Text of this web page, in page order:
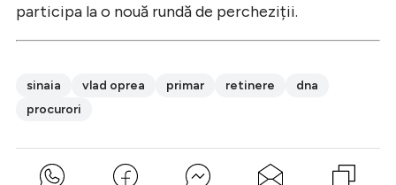
participa la o nouă rundă de percheziții.
sinaia vlad oprea primar retinere
dna
procurori